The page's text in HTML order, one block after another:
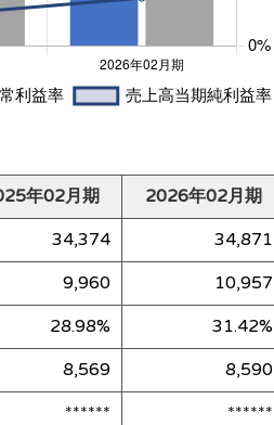
年02月期
2026年02月期
34,374
34,871
9,960
10,957
28.98%
31.42%
8,569
8,590
******
******